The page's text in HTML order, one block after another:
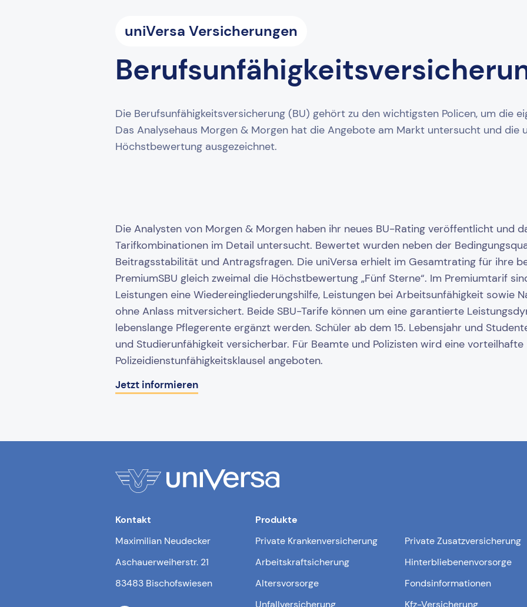
uniVersa Versicherungen
Die Berufsunfähigkeitsversicherung (BU) gehört zu den wichtigsten Policen, um die
Das Analysehaus Morgen & Morgen hat die Angebote am Markt untersucht und die
Höchstbewertung ausgezeichnet.
Die Analysten von Morgen & Morgen haben ihr neues BU-Rating veröffentlicht und
Tarifkombinationen im Detail untersucht. Bewertet wurden neben der
Beitragsstabilität und Antragsfragen. Die uniVersa erhielt im Gesamtrating für ihre
PremiumSBU gleich zweimal die Höchstbewertung „Fünf Sterne“. Im Premiumtarif
Leistungen eine Wiedereingliederungshilfe, Leistungen bei Arbeitsunfähigkeit sowie
ohne Anlass mitversichert. Beide SBU-Tarife können um eine garantierte
lebenslange Pflegerente ergänzt werden. Schüler ab dem 15. Lebensjahr und
und Studierunfähigkeit versicherbar. Für Beamte und Polizisten wird eine
Polizeidienstunfähigkeitsklausel angeboten.
Jetzt informieren
Kontakt
Maximilian Neudecker
Aschauerweiherstr. 21
83483 Bischofswiesen
Produkte
Private Krankenversicherung
Private Zusatzversicherung
Arbeitskraftsicherung
Hinterbliebenenvorsorge
Altersvorsorge
Fondsinformationen
Unfallversicherung
Kfz-Versicherung